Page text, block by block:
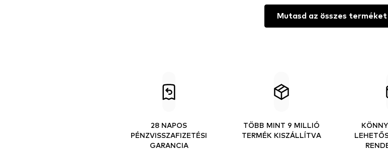
Mutasd az összes terméket
28 NAPOS
PÉNZVISSZAFIZETÉSI
GARANCIA
TÖBB MINT 9 MILLIÓ
TERMÉK KISZÁLLÍTVA